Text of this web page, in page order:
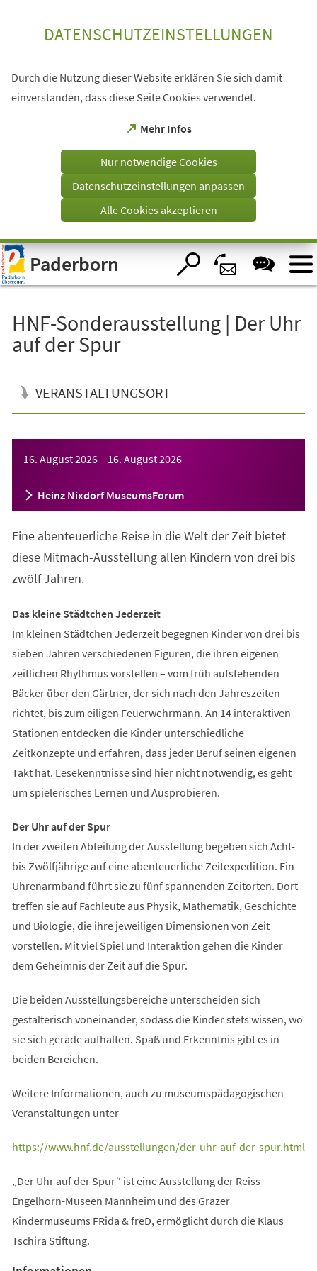
Visuelle
Assistenzsoftware
öffnen.
DATENSCHUTZEINSTELLUNGEN
Durch die Nutzung dieser Website erklären Sie sich damit
einverstanden, dass diese Seite Cookies verwendet.
Mehr Infos
(Öffnet
einem
Tab)
Nur notwendige Cookies
Datenschutzeinstellungen anpassen
Alle Cookies akzeptieren
Paderborn
HNF-Sonderausstellung | Der Uhr
auf der Spur
VERANSTALTUNGSORT
16. August 2026– 16. August 2026
Heinz Nixdorf MuseumsForum
Eine abenteuerliche Reise in die Welt der Zeit bietet
diese Mitmach-Ausstellung allen Kindern von drei bis
zwölf Jahren.
Das kleine Städtchen Jederzeit
Im kleinen Städtchen Jederzeit begegnen Kinder von drei bis
sieben Jahren verschiedenen Figuren, die ihren eigenen
zeitlichen Rhythmus vorstellen – vom früh aufstehenden
Bäcker über den Gärtner, der sich nach den Jahreszeiten
richtet, bis zum eiligen Feuerwehrmann. An 14 interaktiven
Stationen entdecken die Kinder unterschiedliche
Zeitkonzepte und erfahren, dass jeder Beruf seinen eigenen
Takt hat. Lesekenntnisse sind hier nicht notwendig, es geht
um spielerisches Lernen und Ausprobieren.
Der Uhr auf der Spur
In der zweiten Abteilung der Ausstellung begeben sich Acht-
bis Zwölfjährige auf eine abenteuerliche Zeitexpedition. Ein
Uhrenarmband führt sie zu fünf spannenden Zeitorten. Dort
treffen sie auf Fachleute aus Physik, Mathematik, Geschichte
und Biologie, die ihre jeweiligen Dimensionen von Zeit
vorstellen. Mit viel Spiel und Interaktion gehen die Kinder
dem Geheimnis der Zeit auf die Spur.
Die beiden Ausstellungsbereiche unterscheiden sich
gestalterisch voneinander, sodass die Kinder stets wissen, wo
sie sich gerade aufhalten. Spaß und Erkenntnis gibt es in
beiden Bereichen.
Weitere Informationen, auch zu museumspädagogischen
Veranstaltungen unter
https://www.hnf.de/ausstellungen/der-uhr-auf-der-spur.html
(Öffnet
einem
neuen
Tab)
„Der Uhr auf der Spur“ ist eine Ausstellung der Reiss-
Engelhorn-Museen Mannheim und des Grazer
Kindermuseums FRida & freD, ermöglicht durch die Klaus
Tschira Stiftung.